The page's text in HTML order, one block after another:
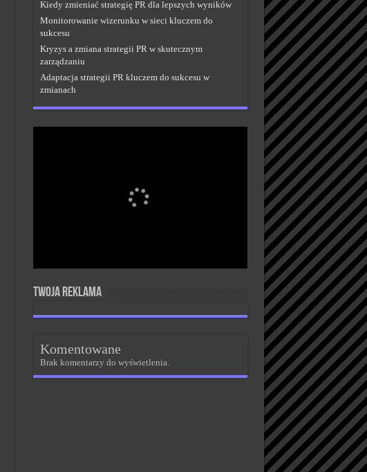
Kiedy zmieniać strategię PR dla lepszych wyników
Monitorowanie wizerunku w sieci kluczem do
sukcesu
Kryzys a zmiana strategii PR w skutecznym
zarządzaniu
Adaptacja strategii PR kluczem do sukcesu w
zmianach
Twoja reklama
Komentowane
Brak komentarzy do wyświetlenia.